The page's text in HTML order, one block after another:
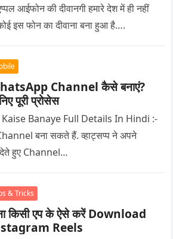
आईफोन की दीवानगी हमारे देश में ही नहीं
इस फोन का दीवाना बना हुआ है….
Channel कैसे बनाएं?
पूरी प्रोसेस
Banaye Full Details In Hindi :-
बना सकते हैं. व्हाट्सप्प ने अपने
हुए Channel…
& Tricks
किसी एप के ऐसे करें Download
Reels